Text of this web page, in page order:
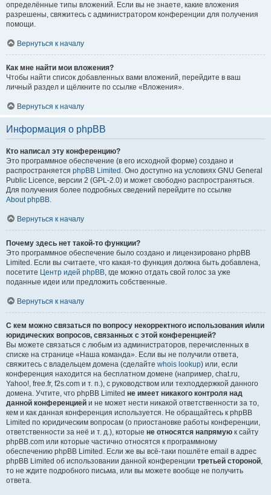
определённые типы вложений. Если вы не знаете, какие вложения
разрешены, свяжитесь с администратором конференции для получения
помощи.
Вернуться к началу
Как мне найти мои вложения?
Чтобы найти список добавленных вами вложений, перейдите в ваш
личный раздел и щёлкните по ссылке «Вложения».
Вернуться к началу
Информация о phpBB
Кто написал эту конференцию?
Это программное обеспечение (в его исходной форме) создано и
распространяется phpBB Limited . Оно доступно на условиях GNU General
Public Licence, версии 2 (GPL-2.0) и может свободно распространяться.
Для получения более подробных сведений перейдите по ссылке
About phpBB.
Вернуться к началу
Почему здесь нет такой-то функции?
Это программное обеспечение было создано и лицензировано phpBB
Limited. Если вы считаете, что какая-то функция должна быть добавлена,
посетите Центр идей phpBB, где можно отдать свой голос за уже
поданные идеи или предложить собственные.
Вернуться к началу
С кем можно связаться по вопросу некорректного использования и/или
юридических вопросов, связанных с этой конференцией?
Вы можете связаться с любым из администраторов, перечисленных в
списке на странице «Наша команда». Если вы не получили ответа,
свяжитесь с владельцем домена (сделайте whois lookup) или, если
конференция находится на бесплатном домене (например, chat.ru,
Yahoo!, free.fr, f2s.com и т. п.), с руководством или техподдержкой данного
домена. Учтите, что phpBB Limited не имеет никакого контроля над
данной конференцией и не может нести никакой ответственности за то,
кем и как данная конференция используется. Не обращайтесь к phpBB
Limited по юридическим вопросам (о приостановке работы конференции,
ответственности за неё и т. д.), которые не относятся напрямую к сайту
phpBB.com или которые частично относятся к программному
обеспечению phpBB Limited. Если же вы всё-таки пошлёте email в адрес
phpBB Limited об использовании данной конференции третьей стороной,
то не ждите подробного письма, или вы можете вообще не получить
ответа.